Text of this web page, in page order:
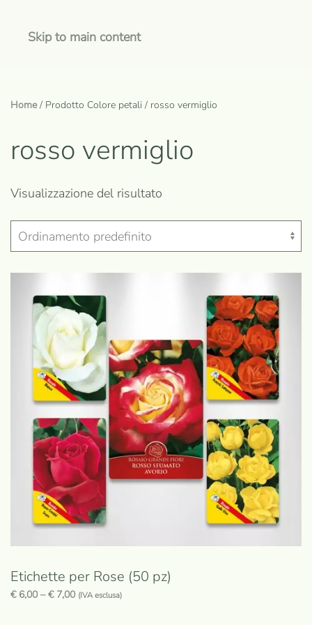
Skip to main content
Home/ Prodotto Colore petali / rosso vermiglio
rosso vermiglio
Visualizzazione del risultato
Etichette per Rose (50 pz)
€6,00 –€7,00 (IVA esclusa)